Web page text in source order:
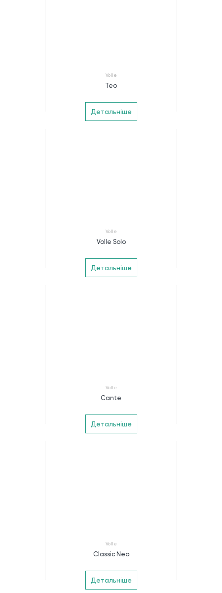
Volle
Teo
Детальніше
Volle
Volle Solo
Детальніше
Volle
Cante
Детальніше
Volle
Classic Neo
Детальніше